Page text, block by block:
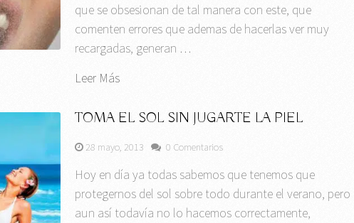
que se obsesionan de tal manera con este, que
comenten errores que ademas de hacerlas ver muy
recargadas, generan …
Leer Más
TOMA EL SOL SIN JUGARTE LA PIEL
28 mayo, 2013 0 Comentarios
Hoy en día ya todas sabemos que tenemos que
protegernos del sol sobre todo durante el verano, pero
aun así todavía no lo hacemos correctamente,